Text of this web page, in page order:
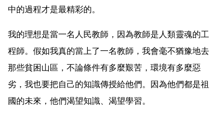
中的過程才是最精彩的。
我的理想是當一名人民教師，因為教師是人類靈魂的工
程師。假如我真的當上了一名教師，我會毫不猶豫地去
那些貧困山區，不論條件有多麼艱苦，環境有多麼惡
劣，我也要把自己的知識傳授給他們。因為他們都是祖
國的未來，他們渴望知識、渴望學習。